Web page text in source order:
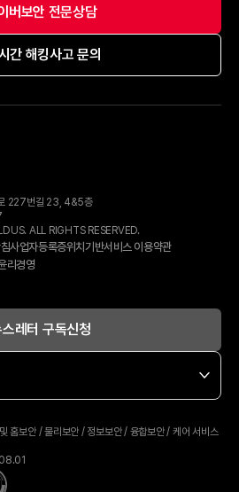
버보안 전문상담
간 해킹사고 문의
227번길 23, 4&5층
ALL RIGHTS RESERVED.
사업자등록증위치기반서비스 이용약관
리경영
레터 구독신청
홈보안 / 물리보안 / 정보보안 / 융합보안 / 케어 서비스